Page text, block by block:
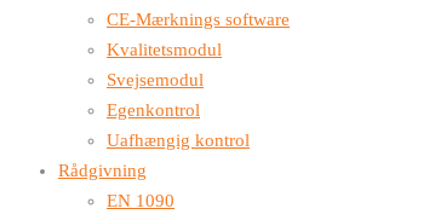
CE-Mærknings software
Kvalitetsmodul
Svejsemodul
Egenkontrol
Uafhængig kontrol
Rådgivning
EN 1090